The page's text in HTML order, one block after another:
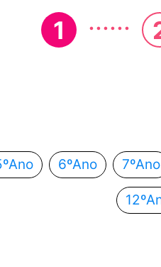
1 ......
6ºAno 7ºAno